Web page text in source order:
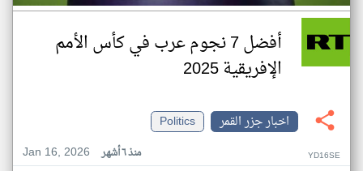
أفضل 7 نجوم عرب في كأس الأمم
الإفريقية 2025
اخبار جزر القمر
Politics
Jan 16, 2026
منذ ٦ أشهر YD16SE